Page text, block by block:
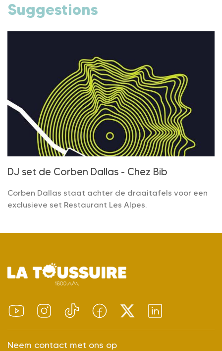
Suggestions
DJ set de Corben Dallas - Chez Bib
Corben Dallas staat achter de draaitafels voor een
exclusieve set Restaurant Les Alpes.
Neem contact met ons op